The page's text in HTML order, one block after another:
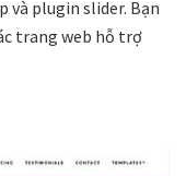
và plugin slider. Bạn
trang web hỗ trợ